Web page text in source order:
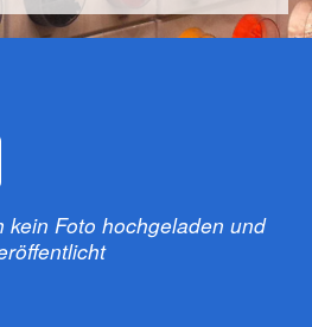
kein Foto hochgeladen und